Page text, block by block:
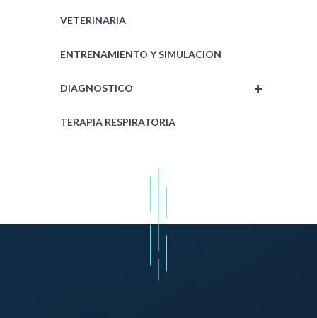
VETERINARIA
ENTRENAMIENTO Y SIMULACION
+
DIAGNOSTICO
TERAPIA RESPIRATORIA